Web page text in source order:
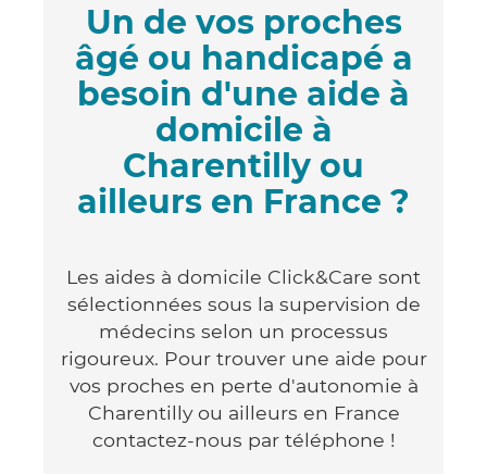
Un de vos proches
âgé ou handicapé a
besoin d'une aide à
domicile à
Charentilly ou
ailleurs en France ?
Les aides à domicile Click&Care sont
sélectionnées sous la supervision de
médecins selon un processus
rigoureux. Pour trouver une aide pour
vos proches en perte d'autonomie à
Charentilly ou ailleurs en France
contactez-nous par téléphone !